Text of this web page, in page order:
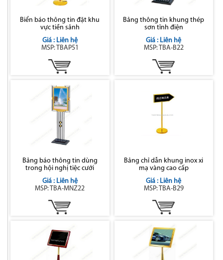
Biển báo thông tin đặt khu
vực tiền sảnh
Giá : Liên hệ
MSP: TBAP51
Bảng thông tin khung thép
sơn tĩnh điện
Giá : Liên hệ
MSP: TBA-B22
Bảng báo thông tin dùng
trong hội nghị tiệc cưới
Giá : Liên hệ
MSP: TBA-MNZ22
Bảng chỉ dẫn khung inox xi
mạ vàng cao cấp
Giá : Liên hệ
MSP: TBA-B29